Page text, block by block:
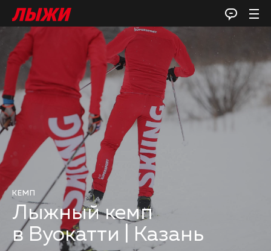
КЕМП
Лыжный кемп
в Вуокатти | Казань